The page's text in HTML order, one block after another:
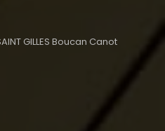
GILLES Boucan Canot